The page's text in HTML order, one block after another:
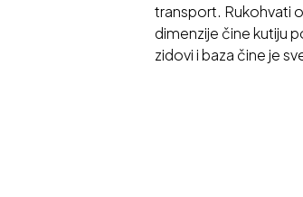
transport. Rukohvati
dimenzije čine kutiju
zidovi i baza čine je